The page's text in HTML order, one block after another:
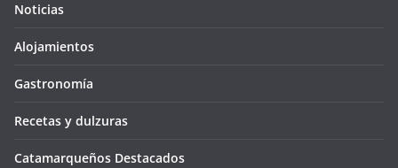
Noticias
Alojamientos
Gastronomía
Recetas y dulzuras
Catamarqueños Destacados